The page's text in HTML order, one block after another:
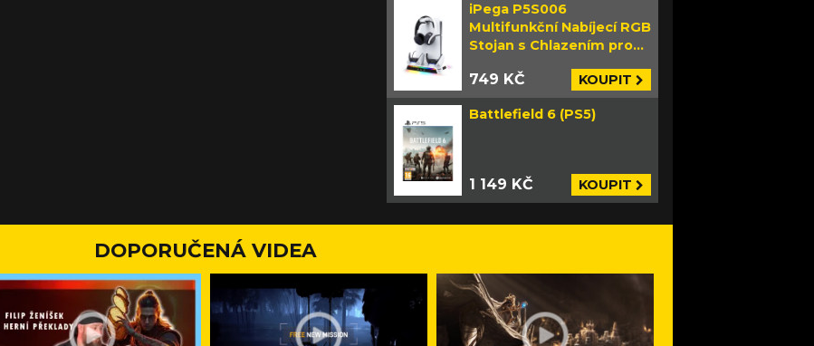
iPega P5S006
Multifunkční Nabíjecí RGB
Stojan s Chlazením pro
749 KČ KOUPIT
Battlefield 6 (PS5)
1 149 KČ KOUPIT
DOPORUČENÁ VIDEA